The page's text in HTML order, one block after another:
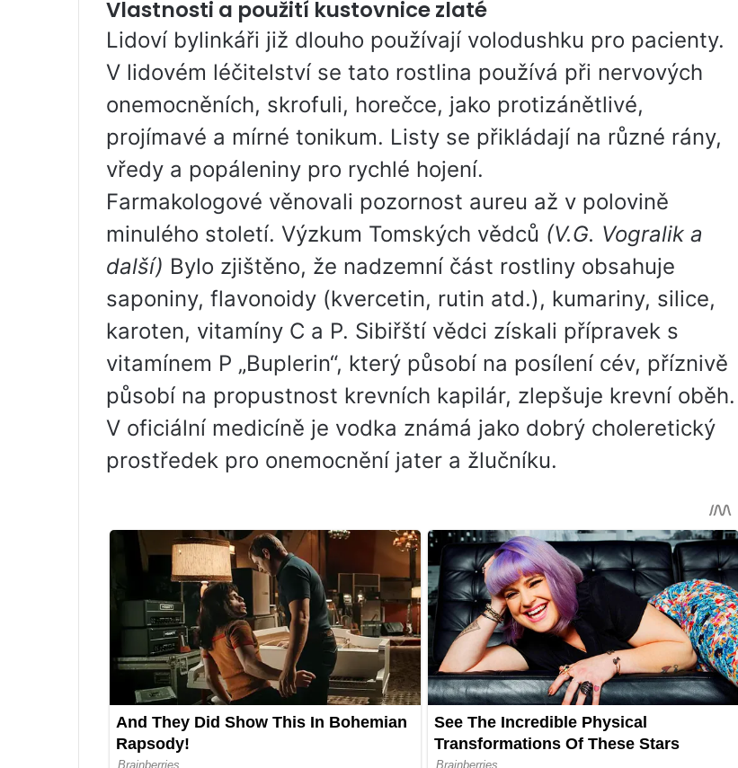
Vlastnosti a použití kustovnice zlaté
Lidoví bylinkáři již dlouho používají volodushku pro pacienty.
V lidovém léčitelství se tato rostlina používá při nervových
onemocněních, skrofuli, horečce, jako protizánětlivé,
projímavé a mírné tonikum. Listy se přikládají na různé rány,
vředy a popáleniny pro rychlé hojení.
Farmakologové věnovali pozornost aureu až v polovině
minulého století. Výzkum Tomských vědců (V.G. Vogralik a
další) Bylo zjištěno, že nadzemní část rostliny obsahuje
saponiny, flavonoidy (kvercetin, rutin atd.), kumariny, silice,
karoten, vitamíny C a P. Sibiřští vědci získali přípravek s
vitamínem P „Buplerin“, který působí na posílení cév, příznivě
působí na propustnost krevních kapilár, zlepšuje krevní oběh.
V oficiální medicíně je vodka známá jako dobrý choleretický
prostředek pro onemocnění jater a žlučníku.